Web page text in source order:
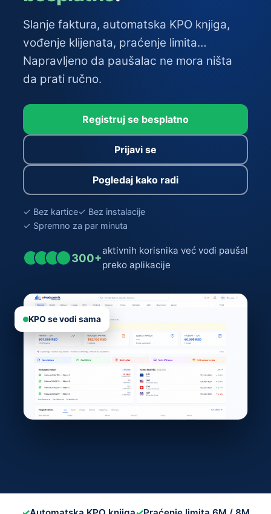
Slanje faktura, automatska KPO knjiga,
vođenje klijenata, praćenje limita…
Napravljeno da paušalac ne mora ništa
da prati ručno.
Registruj se besplatno
Prijavi se
Pogledaj kako radi
✓ Bez kartice✓ Bez instalacije
✓ Spremno za par minuta
300+
aktivnih korisnika već vodi paušal
preko aplikacije
KPO se vodi sama